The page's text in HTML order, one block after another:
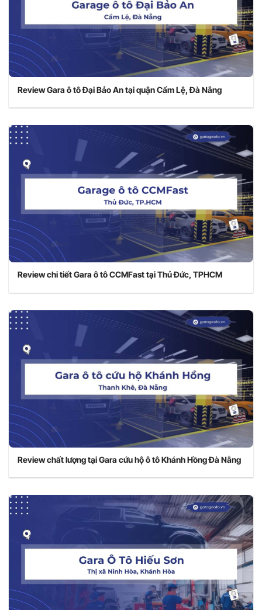
Review Gara ô tô Đại Bảo An tại quận Cẩm Lệ, Đà Nẵng
Review chi tiết Gara ô tô CCMFast tại Thủ Đức, TPHCM
Review chất lượng tại Gara cứu hộ ô tô Khánh Hồng Đà Nẵng